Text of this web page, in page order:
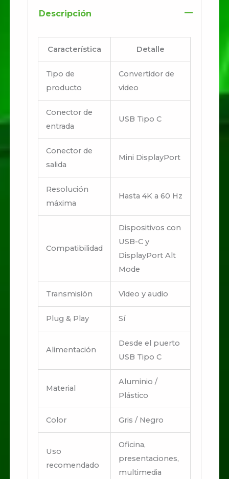
Descripción
Característica Detalle
Tipo de
producto
Convertidor de
video
Conector de
entrada
USB Tipo C
Conector de
salida
Mini DisplayPort
Resolución
máxima
Hasta 4K a 60 Hz
Compatibilidad
Dispositivos con
USB-C y
DisplayPort Alt
Mode
Transmisión Video y audio
Plug & Play Sí
Alimentación
Desde el puerto
USB Tipo C
Material
Aluminio /
Plástico
Color Gris / Negro
Uso
recomendado
Oficina,
presentaciones,
multimedia